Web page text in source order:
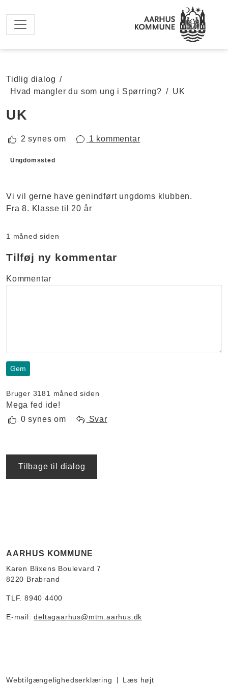
Tidlig dialog /
Hvad mangler du som ung i Spørring? / UK
UK
2 synes om 1 kommentar
Forslagskategorier
Ungdomssted
Vi vil gerne have genindført ungdoms klubben.
Fra 8. Klasse til 20 år
1 måned siden
Tilføj ny kommentar
Kommentar
Bruger 3181 måned siden
Mega fed ide!
0 synes om
Svar
Tilbage til dialog
AARHUS KOMMUNE
Karen Blixens Boulevard 7
8220 Brabrand
TLF. 8940 4400
E-mail:deltagaarhus@mtm.aarhus.dk
Webtilgængelighedserklæring Læs højt